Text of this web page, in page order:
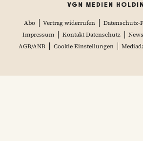
VGN MEDIEN
Abo Vertrag widerrufen Datenschutz-
Impressum
Kontakt Datenschutz
AGB/ANB
Cookie Einstellungen